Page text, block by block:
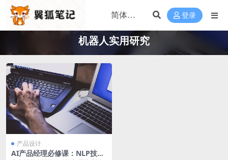
登录
机器人实用研究
产品设计
AI产品经理必修课：NLP技术